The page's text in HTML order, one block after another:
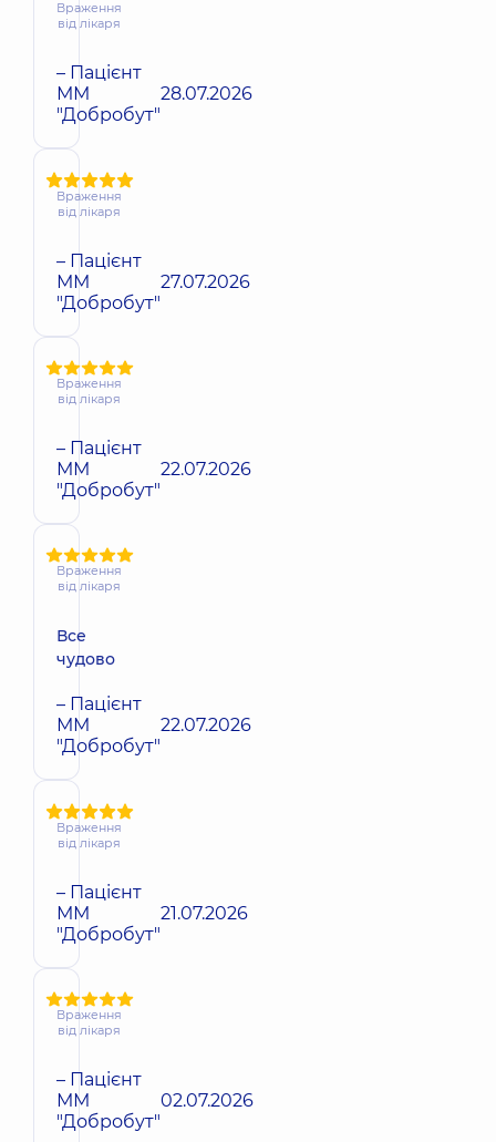
Враження
від лікаря
– Пацієнт
ММ
"Добробут"
28.07.2026
Враження
від лікаря
– Пацієнт
ММ
"Добробут"
27.07.2026
Враження
від лікаря
– Пацієнт
ММ
"Добробут"
22.07.2026
Враження
від лікаря
Все
чудово
– Пацієнт
ММ
"Добробут"
22.07.2026
Враження
від лікаря
– Пацієнт
ММ
"Добробут"
21.07.2026
Враження
від лікаря
– Пацієнт
ММ
"Добробут"
02.07.2026